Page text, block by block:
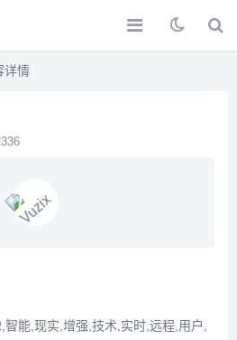
详情
能,现实,增强,技术,实时,远程,用户,